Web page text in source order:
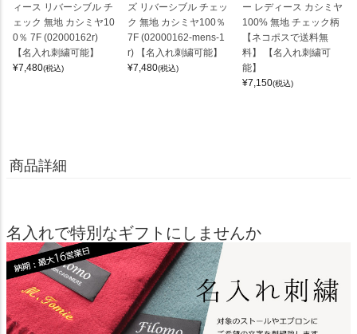
ィース リバーシブル チ
ェック 無地 カシミヤ10
0％ 7F (02000162r)
【名入れ刺繍可能】
¥7,480(税込)
ズ リバーシブル チェッ
ク 無地 カシミヤ100％
7F (02000162-mens-1
r) 【名入れ刺繍可能】
¥7,480(税込)
ー レディース カシミヤ
100% 無地 チェック柄
【ネコポスで送料無
料】 【名入れ刺繍可
能】
¥7,150(税込)
商品詳細
名入れで特別なギフトにしませんか